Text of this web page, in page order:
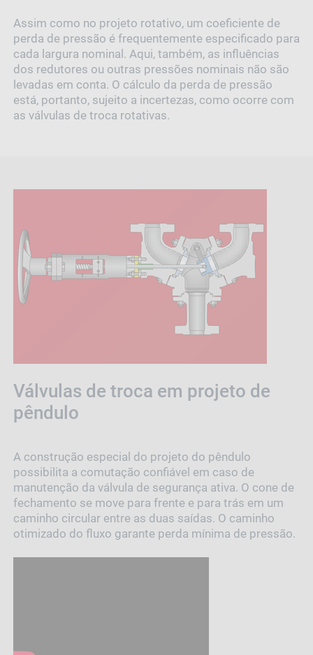
Assim como no projeto rotativo, um coeficiente de
perda de pressão é frequentemente especificado para
cada largura nominal. Aqui, também, as influências
dos redutores ou outras pressões nominais não são
levadas em conta. O cálculo da perda de pressão
está, portanto, sujeito a incertezas, como ocorre com
as válvulas de troca rotativas.
Válvulas de troca em projeto de
pêndulo
A construção especial do projeto do pêndulo
possibilita a comutação confiável em caso de
manutenção da válvula de segurança ativa. O cone de
fechamento se move para frente e para trás em um
caminho circular entre as duas saídas. O caminho
otimizado do fluxo garante perda mínima de pressão.